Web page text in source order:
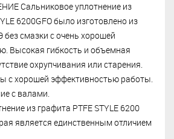
Сальниковое уплотнение из
6200GFO было изготовлено из
смазки с очень хорошей
Высокая гибкость и объемная
охрупчивания или старения.
с хорошей эффективностью работы.
с валами.
из графита PTFE STYLE 6200
является единственным отличием